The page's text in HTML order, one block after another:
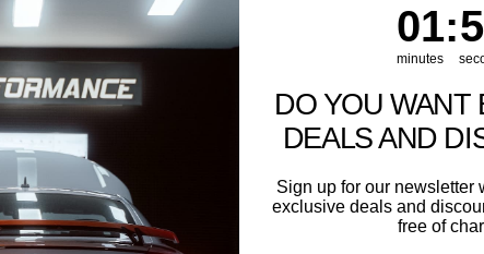
1
01
minutes
: 56
DO YOU WANT
DEALS AND
Sign up for our newsletter
exclusive deals and
free of